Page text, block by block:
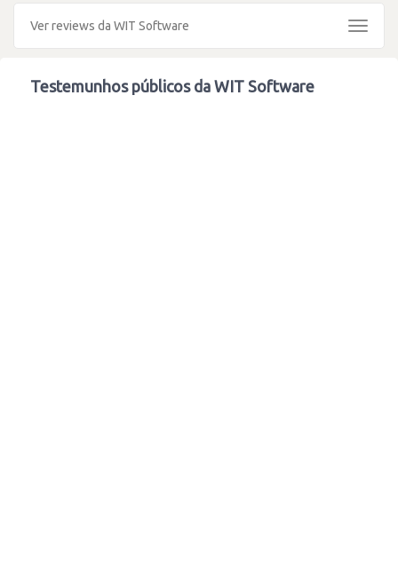
Ver reviews da WIT Software
Toggle
Testemunhos públicos da WIT Software